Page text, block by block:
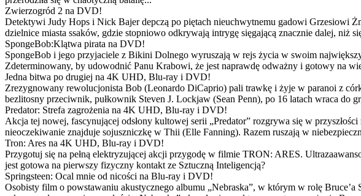
Zwierzogród 2 na DVD!
Detektywi Judy Hops i Nick Bajer depczą po piętach nieuchwytnemu gadowi Grzesiowi
dzielnice miasta ssaków, gdzie stopniowo odkrywają intrygę sięgającą znacznie dalej, niż
SpongeBob:Klątwa pirata na DVD!
SpongeBob i jego przyjaciele z Bikini Dolnego wyruszają w rejs życia w swoim
Zdeterminowany, by udowodnić Panu Krabowi, że jest naprawdę odważny i gotowy na
Jedna bitwa po drugiej na 4K UHD, Blu-ray i DVD!
Zrezygnowany rewolucjonista Bob (Leonardo DiCaprio) pali trawkę i żyje w paranoi z
bezlitosny przeciwnik, pułkownik Steven J. Lockjaw (Sean Penn), po 16 latach wraca
Predator: Strefa zagrożenia na 4K UHD, Blu-ray i DVD!
Akcja tej nowej, fascynującej odsłony kultowej serii „Predator” rozgrywa się w
nieoczekiwanie znajduje sojuszniczkę w Thii (Elle Fanning). Razem ruszają w
Tron: Ares na 4K UHD, Blu-ray i DVD!
Przygotuj się na pełną elektryzującej akcji przygodę w filmie TRON: ARES.
jest gotowa na pierwszy fizyczny kontakt ze Sztuczną Inteligencją?
Springsteen: Ocal mnie od nicości na Blu-ray i DVD!
Osobisty film o powstawaniu akustycznego albumu „Nebraska”, w którym w rolę